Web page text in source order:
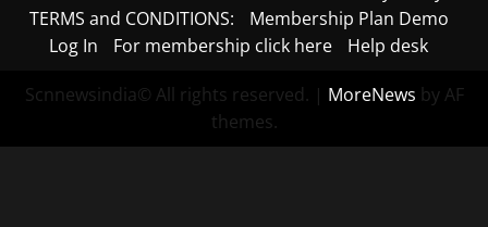
TERMS and CONDITIONS:
Membership Plan Demo
Log In
For membership click here Help desk
Scnnewsindia© All rights reserved. | MoreNews by AF
themes.